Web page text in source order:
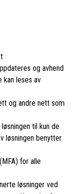
og avhend
kan leses av
og andre nett som
til kun de
løsningen benytter
for alle
løsninger ved